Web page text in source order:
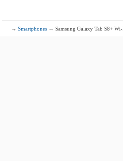
→Smartphones → Samsung Galaxy Tab S8+ Wi-